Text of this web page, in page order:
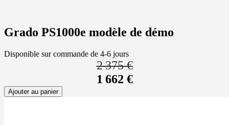
Grado PS1000e modèle de démo
Disponible sur commande de 4-6 jours
2 375 €
1 662 €
Ajouter au panier